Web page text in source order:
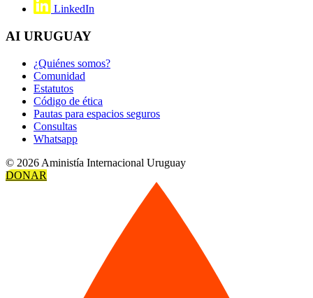
LinkedIn
AI URUGUAY
¿Quiénes somos?
Comunidad
Estatutos
Código de ética
Pautas para espacios seguros
Consultas
Whatsapp
© 2026 Aministía Internacional Uruguay
DONAR